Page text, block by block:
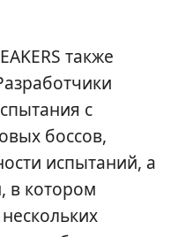
также
с
боссов,
испытаний, а
в котором